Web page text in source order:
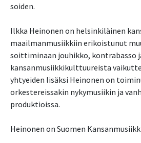
soiden.
Ilkka Heinonen on helsinkiläinen
maailmanmusiikkiin erikoistunut
soittiminaan jouhikko, kontrabasso
kansanmusiikkikulttuureista
yhtyeiden lisäksi Heinonen on
orkestereissakin nykymusiikin ja
produktioissa.
Heinonen on Suomen